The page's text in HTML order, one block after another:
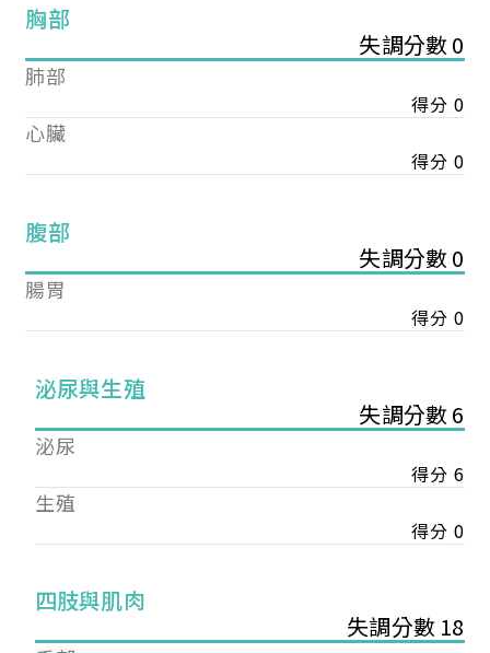
胸部
失調分數 0
肺部
得分 0
心臟
得分 0
腹部
失調分數 0
腸胃
得分 0
泌尿與生殖
失調分數 6
泌尿
得分 6
生殖
得分 0
四肢與肌肉
失調分數 18
您已成功送出會員申請
您好，您的會員申請，已成功送出，經本協會理事